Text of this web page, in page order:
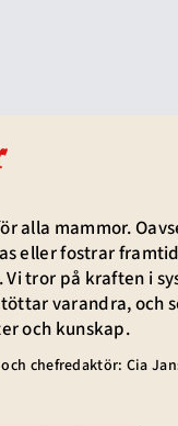
alla mammor.
eller fostrar
Vi tror på kraften i
varandra, och
och kunskap.
chefredaktör: Cia